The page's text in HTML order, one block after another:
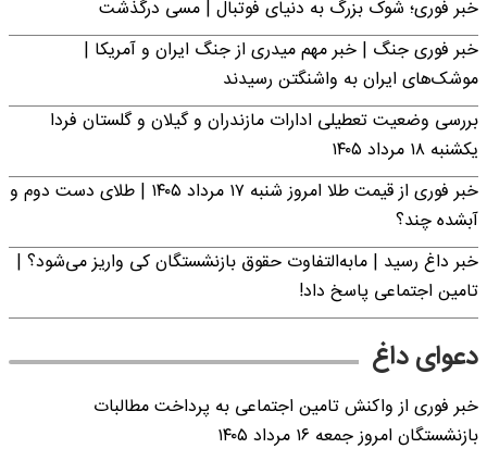
خبر فوری؛‌ شوک بزرگ به دنیای فوتبال | مسی درگذشت
خبر فوری جنگ | خبر مهم میدری از جنگ ایران و آمریکا |
موشک‌های ایران به واشنگتن رسیدند
بررسی وضعیت تعطیلی ادارات مازندران و گیلان و گلستان فردا
یکشنبه ۱۸ مرداد ۱۴۰۵
خبر فوری از قیمت طلا امروز شنبه ۱۷ مرداد ۱۴۰۵ | طلای دست دوم و
آبشده چند؟
خبر داغ رسید | مابه‌التفاوت حقوق بازنشستگان کی واریز می‌شود؟ |
تامین اجتماعی پاسخ داد!
دعوای داغ
خبر فوری از واکنش تامین اجتماعی به پرداخت مطالبات
بازنشستگان امروز جمعه ۱۶ مرداد ۱۴۰۵